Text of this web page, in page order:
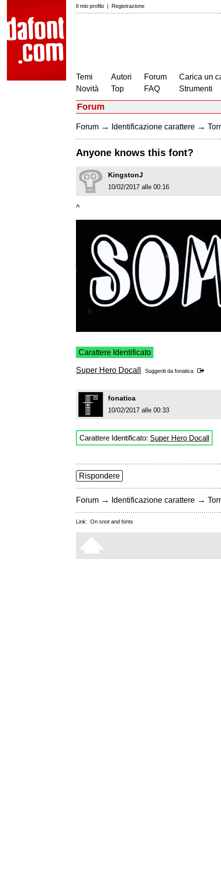
Il mio profilo | Registrazione
Temi
Novità
Autori
Top
Forum
FAQ
Carica un
Strumenti
Forum
Forum → Identificazione carattere →
Anyone knows this font?
KingstonJ
10/02/2017 alle 00:16
^
Carattere Identificato
Super Hero Docall Suggeriti da fonatica
fonatica
10/02/2017 alle 00:33
Carattere Identificato: Super Hero Docall
Rispondere
Forum → Identificazione carattere →
Link: On snot and fonts